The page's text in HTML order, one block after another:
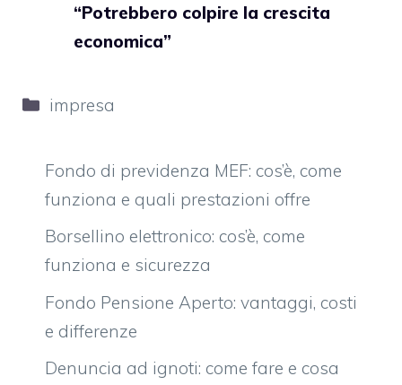
“Potrebbero colpire la crescita
economica”
Categorie
impresa
Fondo di previdenza MEF: cos’è, come
funziona e quali prestazioni offre
Borsellino elettronico: cos’è, come
funziona e sicurezza
Fondo Pensione Aperto: vantaggi, costi
e differenze
Denuncia ad ignoti: come fare e cosa